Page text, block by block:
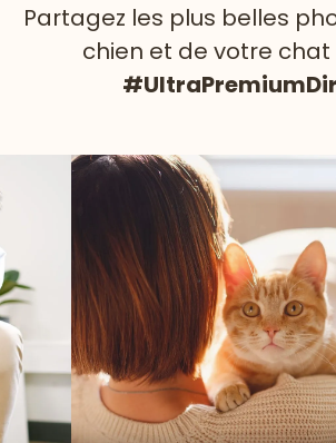
Partagez les plus belles
chien et de votre chat